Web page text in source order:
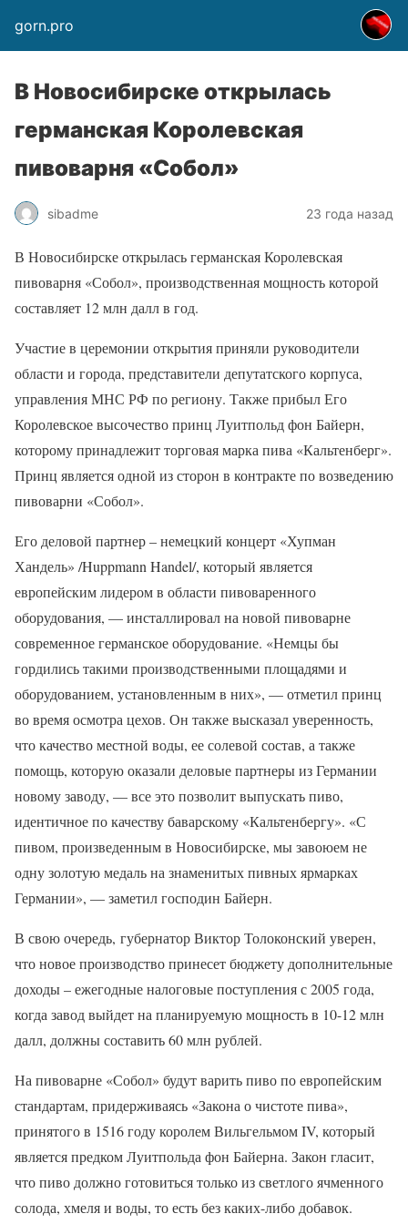
gorn.pro
В Новосибирске открылась
германская Королевская
пивоварня «Собол»
sibadme 23 года назад
В Новосибирске открылась германская Королевская
пивоварня «Собол», производственная мощность которой
составляет 12 млн далл в год.
Участие в церемонии открытия приняли руководители
области и города, представители депутатского корпуса,
управления МНС РФ по региону. Также прибыл Его
Королевское высочество принц Луитпольд фон Байерн,
которому принадлежит торговая марка пива «Кальтенберг».
Принц является одной из сторон в контракте по возведению
пивоварни «Собол».
Его деловой партнер – немецкий концерт «Хупман
Хандель» /Huppmann Handel/, который является
европейским лидером в области пивоваренного
оборудования, — инсталлировал на новой пивоварне
современное германское оборудование. «Немцы бы
гордились такими производственными площадями и
оборудованием, установленным в них», — отметил принц
во время осмотра цехов. Он также высказал уверенность,
что качество местной воды, ее солевой состав, а также
помощь, которую оказали деловые партнеры из Германии
новому заводу, — все это позволит выпускать пиво,
идентичное по качеству баварскому «Кальтенбергу». «С
пивом, произведенным в Новосибирске, мы завоюем не
одну золотую медаль на знаменитых пивных ярмарках
Германии», — заметил господин Байерн.
В свою очередь, губернатор Виктор Толоконский уверен,
что новое производство принесет бюджету дополнительные
доходы – ежегодные налоговые поступления с 2005 года,
когда завод выйдет на планируемую мощность в 10-12 млн
далл, должны составить 60 млн рублей.
На пивоварне «Собол» будут варить пиво по европейским
стандартам, придерживаясь «Закона о чистоте пива»,
принятого в 1516 году королем Вильгельмом IV, который
является предком Луитпольда фон Байерна. Закон гласит,
что пиво должно готовиться только из светлого ячменного
солода, хмеля и воды, то есть без каких-либо добавок.